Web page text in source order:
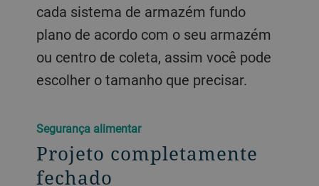
cada sistema de armazém fundo
plano de acordo com o seu armazém
ou centro de coleta, assim você pode
escolher o tamanho que precisar.
Segurança alimentar
Projeto completamente
fechado